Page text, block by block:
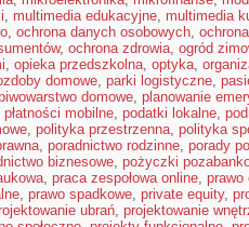
, multimedia edukacyjne, multimedia
, ochrona danych osobowych,
, ochrona zdrowia, ogród
, opieka przedszkolna, optyka,
domowe, parki logistyczne,
domowe, planowanie
płatności mobilne, podatki lokalne,
, polityka przestrzenna, polityka
, poradnictwo rodzinne, porady
biznesowe, pożyczki
, praca zespołowa online, prawo
, prawo spadkowe, private equity,
ubrań, projektowanie